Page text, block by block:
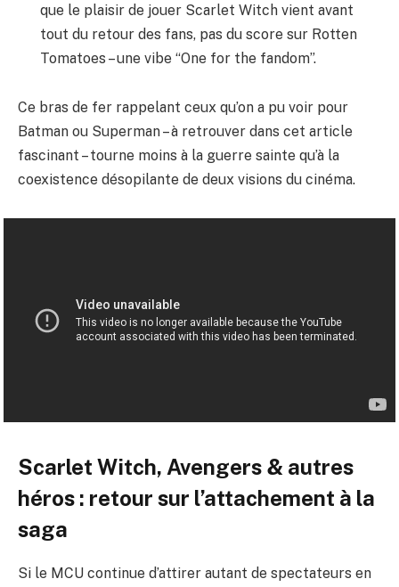
que le plaisir de jouer Scarlet Witch vient avant
tout du retour des fans, pas du score sur Rotten
Tomatoes – une vibe “One for the fandom”.
Ce bras de fer rappelant ceux qu’on a pu voir pour
Batman ou Superman – à retrouver dans cet article
fascinant – tourne moins à la guerre sainte qu’à la
coexistence désopilante de deux visions du cinéma.
Scarlet Witch, Avengers & autres
héros : retour sur l’attachement à la
saga
Si le MCU continue d’attirer autant de spectateurs en